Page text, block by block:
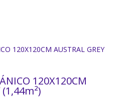
120X120CM
(1,44m²)